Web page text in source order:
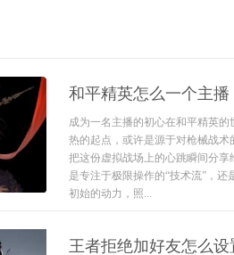
和平精英怎么一个主
成为一名主播的初心在和平精英
热的起点，或许是源于对枪械战
把这份虚拟战场上的心跳瞬间分
是专注于极限操作的“技术流”，还
初始的动力，照...
王者拒绝加好友怎么